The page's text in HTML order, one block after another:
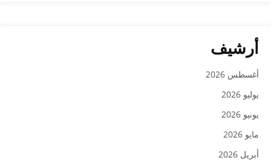
أرشيف
أغسطس 2026
يوليو 2026
يونيو 2026
مايو 2026
أبريل 2026